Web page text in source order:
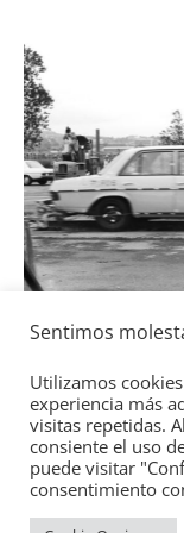
ESF 05:
mospotter84
Copyright © 2026
Sentimos
Utilizamos
experiencia más
visitas repetidas.
consiente el uso
puede visitar
consentimiento